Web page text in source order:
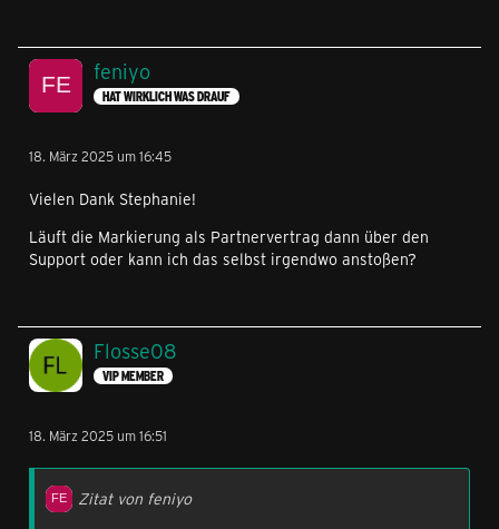
feniyo
HAT WIRKLICH WAS DRAUF
18. März 2025 um 16:45
Vielen Dank Stephanie!
Läuft die Markierung als Partnervertrag dann über den
Support oder kann ich das selbst irgendwo anstoßen?
Flosse08
VIP MEMBER
18. März 2025 um 16:51
Zitat von feniyo